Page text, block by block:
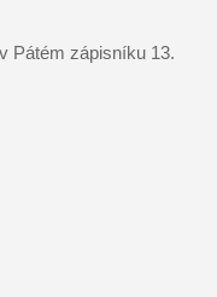
Pátém zápisníku 13.